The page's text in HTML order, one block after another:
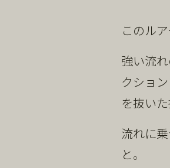
このル
強い流
クション
を抜い
流れに
と。